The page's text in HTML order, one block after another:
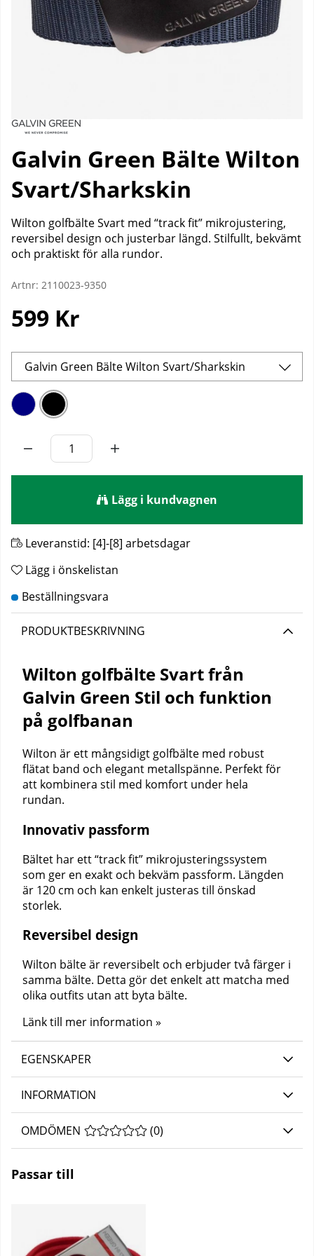
Galvin Green Bälte Wilton
Svart/Sharkskin
Wilton golfbälte Svart med “track fit” mikrojustering,
reversibel design och justerbar längd. Stilfullt, bekvämt
och praktiskt för alla rundor.
Artnr: 2110023-9350
599 Kr
Galvin Green Bälte Wilton Svart/Sharkskin
Lägg i kundvagnen
Leveranstid: [4]-[8] arbetsdagar
Lägg i önskelistan
PRODUKTBESKRIVNING
Wilton golfbälte Svart från
Galvin Green Stil och funktion
på golfbanan
Wilton är ett mångsidigt golfbälte med robust
flätat band och elegant metallspänne. Perfekt för
att kombinera stil med komfort under hela
rundan.
Innovativ passform
Bältet har ett “track fit” mikrojusteringssystem
som ger en exakt och bekväm passform. Längden
är 120 cm och kan enkelt justeras till önskad
storlek.
Reversibel design
Wilton bälte är reversibelt och erbjuder två färger i
samma bälte. Detta gör det enkelt att matcha med
olika outfits utan att byta bälte.
Länk till mer information »
EGENSKAPER
INFORMATION
OMDÖMEN MEDELBETYG 0 AV 5 ANTAL BETYG 0
(0)
Passar till